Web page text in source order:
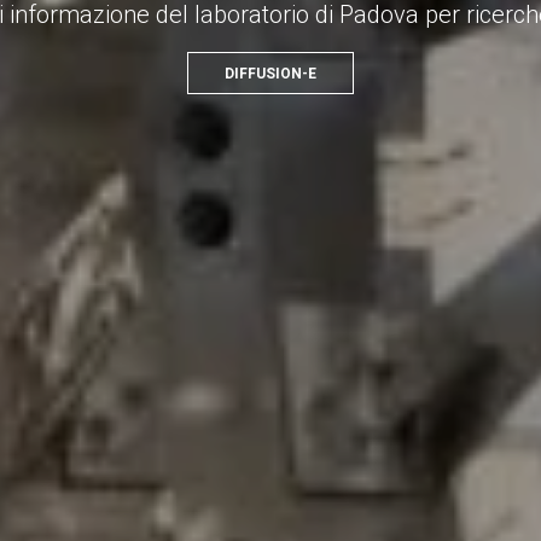
guidate agli impianti sperimentali del Consorzio
VISITA I LABORATORI DEL CONSORZIO RFX.